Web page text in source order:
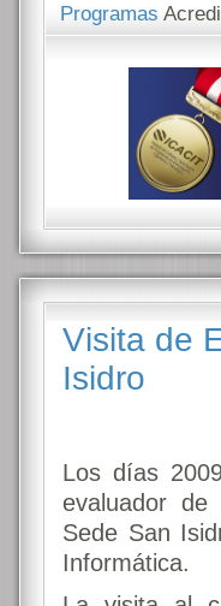
Programas
Visita de
Isidro
Los días
evaluador
Sede San
Informática.